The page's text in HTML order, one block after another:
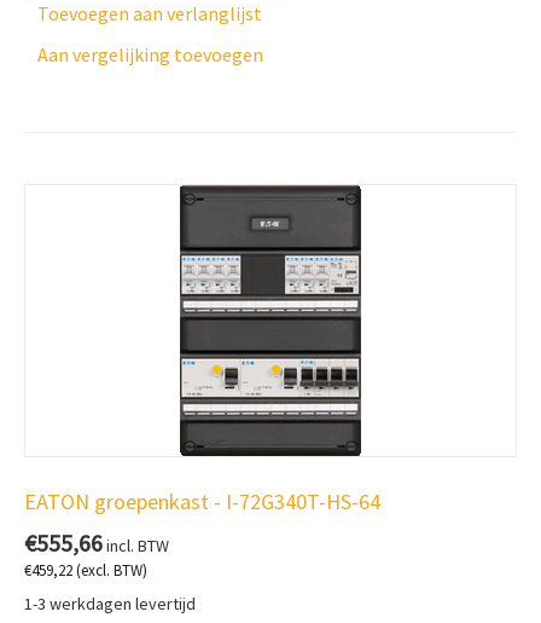
Toevoegen aan verlanglijst
Aan vergelijking toevoegen
EATON groepenkast - I-72G340T-HS-64
€555,66incl. BTW
€459,22(excl. BTW)
1-3 werkdagen levertijd